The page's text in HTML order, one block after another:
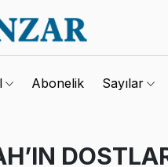
Abonelik Sayılar